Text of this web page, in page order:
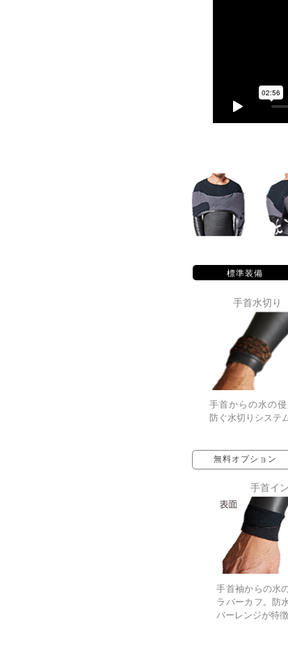
標準装備
手首水切り
手首からの水の侵
防ぐ水切りシステ
無料オプション
手首イ
手首袖からの水
ラバーカフ。防
バーレンジが特徴